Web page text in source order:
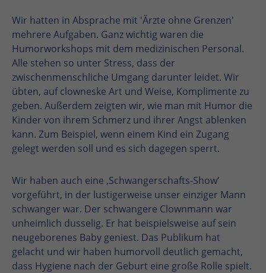
Wir hatten in Absprache mit 'Ärzte ohne Grenzen'
mehrere Aufgaben. Ganz wichtig waren die
Humorworkshops mit dem medizinischen Personal.
Alle stehen so unter Stress, dass der
zwischenmenschliche Umgang darunter leidet. Wir
übten, auf clowneske Art und Weise, Komplimente zu
geben. Außerdem zeigten wir, wie man mit Humor die
Kinder von ihrem Schmerz und ihrer Angst ablenken
kann. Zum Beispiel, wenn einem Kind ein Zugang
gelegt werden soll und es sich dagegen sperrt.
Wir haben auch eine ‚Schwangerschafts-Show‘
vorgeführt, in der lustigerweise unser einziger Mann
schwanger war. Der schwangere Clownmann war
unheimlich dusselig. Er hat beispielsweise auf sein
neugeborenes Baby geniest. Das Publikum hat
gelacht und wir haben humorvoll deutlich gemacht,
dass Hygiene nach der Geburt eine große Rolle spielt.